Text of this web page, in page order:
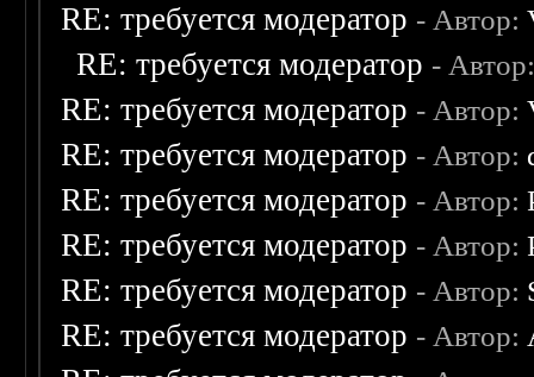
RE: требуется модератор - Автор:
RE: требуется модератор -
RE: требуется модератор - Автор:
RE: требуется модератор - Автор:
RE: требуется модератор - Автор:
RE: требуется модератор - Автор:
RE: требуется модератор - Автор:
RE: требуется модератор - Автор: